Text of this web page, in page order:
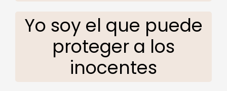
Yo soy el que puede
proteger a los
inocentes